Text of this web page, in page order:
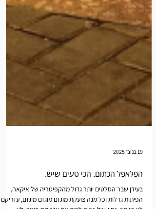
19 בנוב׳ 2025
הפלאפל הכתום. הכי טעים שיש.